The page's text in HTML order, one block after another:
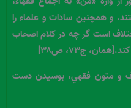
و همچنين سادات و علماء را
است گر چه در كلام اصحاب
ج۷۳، ص۳۸]
و متون فقهي، بوسيدن دست